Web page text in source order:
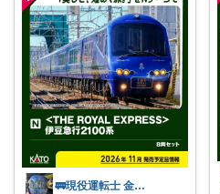
🚃現役運転士 金魚🐠